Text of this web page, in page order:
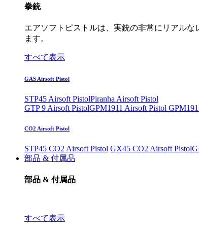
拳銃
エアソフトピストルは、実銃の非常にリアル
ます。
すべて表示
GAS Airsoft Pistol
STP45 Airsoft PistolPiranha Airsoft Pistol
GTP 9 Airsoft PistolGPM1911 Airsoft Pistol
CO2 Airsoft Pistol
STP45 CO2 Airsoft Pistol GX45 CO2 Airsoft Pistol
部品 & 付属品
部品 & 付属品
すべて表示